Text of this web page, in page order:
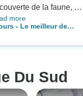
de la faune, de
et d'activités
Notre guide,
attentive à
égard, moi qui
more
- Le meilleur de
jardins et parc national
Du Sud